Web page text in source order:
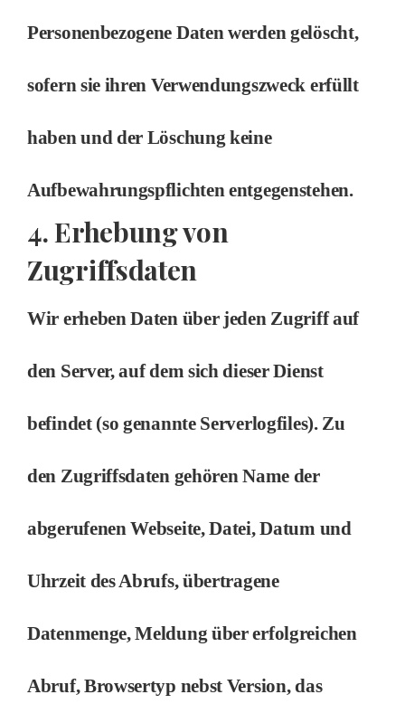
Personenbezogene Daten werden gelöscht,
sofern sie ihren Verwendungszweck erfüllt
haben und der Löschung keine
Aufbewahrungspflichten entgegenstehen.
4. Erhebung von
Zugriffsdaten
Wir erheben Daten über jeden Zugriff auf
den Server, auf dem sich dieser Dienst
befindet (so genannte Serverlogfiles). Zu
den Zugriffsdaten gehören Name der
abgerufenen Webseite, Datei, Datum und
Uhrzeit des Abrufs, übertragene
Datenmenge, Meldung über erfolgreichen
Abruf, Browsertyp nebst Version, das